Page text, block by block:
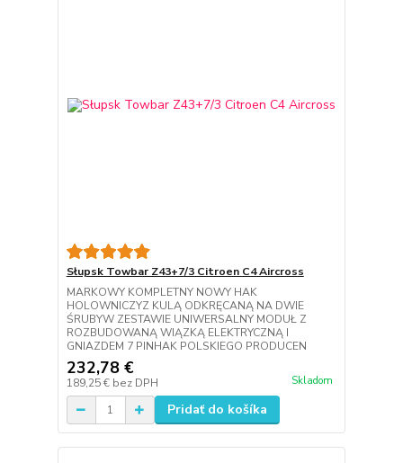
Słupsk Towbar Z43+7/3 Citroen C4 Aircross
MARKOWY KOMPLETNY NOWY HAK
HOLOWNICZYZ KULĄ ODKRĘCANĄ NA DWIE
ŚRUBYW ZESTAWIE UNIWERSALNY MODUŁ Z
ROZBUDOWANĄ WIĄZKĄ ELEKTRYCZNĄ I
GNIAZDEM 7 PINHAK POLSKIEGO PRODUCEN
232,78 €
189,25 € bez DPH Skladom
Pridať do košíka